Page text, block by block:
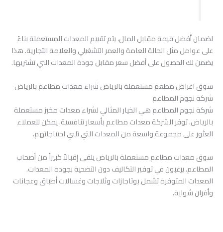
لضمان أفضل قيمة مقابل المال، يتم تقييم المعدات المستعملة بناءً
على عوامل مثل الحالة العامة والعمر التشغيلي والعلامة التجارية. هذا
يضمن لك الحصول على أفضل سعر مقابل جودة المعدات التي تشتريها.
سوق اغراض مطعم مستعملة بالرياض شراء معدات مطاعم بالرياض
شركة نجوم المطاعم
شركة نجوم المطاعم هي الخيار المثالي لشراء معدات مخبز مستعملة
بالرياض. توفر الشركة معدات مطاعم بأسعار تنافسية. يمكن للعملاء
العثور على مجموعة واسعة من المعدات التي تلبي احتياجاتهم.
سوق معدات مطاعم مستعملة بالرياض يلقى إقبالاً كبيراً من أصحاب
المطاعم. يرغبون في توفير التكاليف دون التضحية بجودة المعدات.
المعدات المتوفرة تشمل بوتاجازات وثلاجات وغسالات أطباق وعجانات
وأفران شواية.